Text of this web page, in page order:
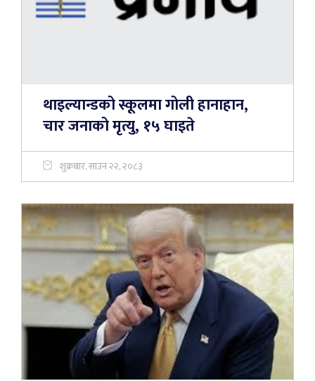
थाइल्यान्डको स्कूलमा गोली हानाहान,
चार जनाको मृत्यु, १५ घाइते
शुक्रबार, साउन २२, २०८३